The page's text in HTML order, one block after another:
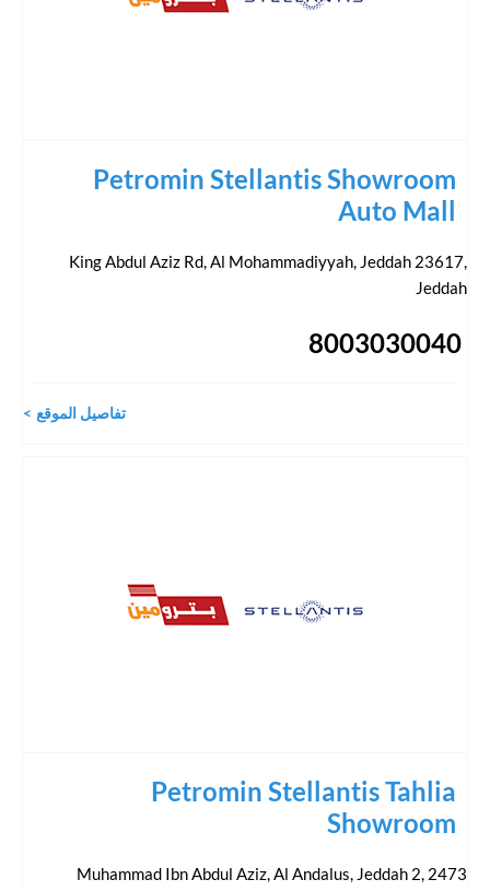
Petromin Stellantis Showroom
Auto Mall
King Abdul Aziz Rd, Al Mohammadiyyah, Jeddah 23617,
Jeddah
8003030040
تفاصيل الموقع
Petromin Stellantis Tahlia
Showroom
2473 Muhammad Ibn Abdul Aziz, Al Andalus, Jeddah 2
,